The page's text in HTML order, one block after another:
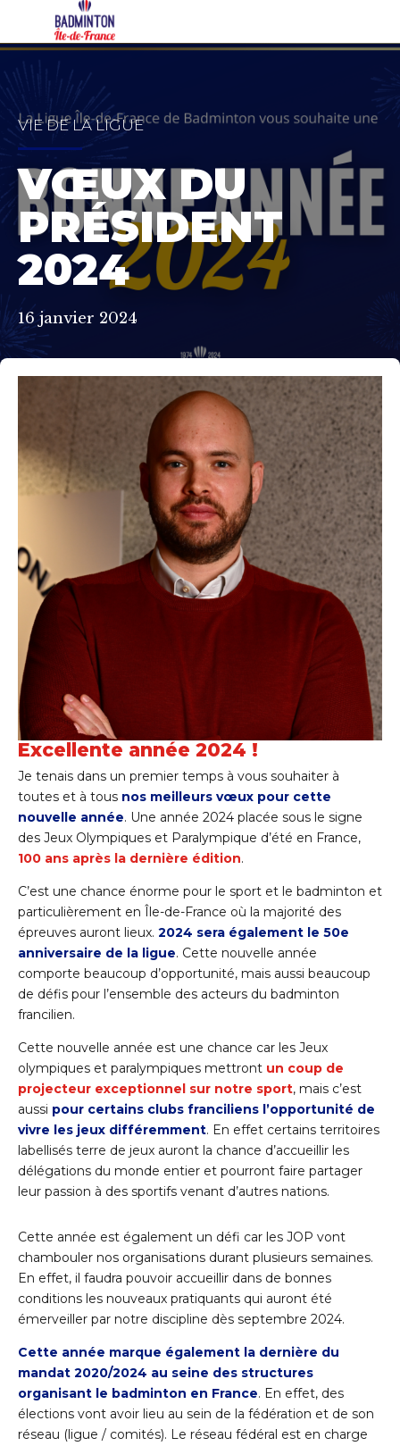
VIE DE LA LIGUE
VŒUX DU
PRÉSIDENT
2024
16 janvier 2024
Excellente année 2024 !
Je tenais dans un premier temps à vous souhaiter à
toutes et à tous nos meilleurs vœux pour cette
nouvelle année. Une année 2024 placée sous le signe
des Jeux Olympiques et Paralympique d’été en France,
100 ans après la dernière édition.
C’est une chance énorme pour le sport et le badminton et
particulièrement en Île-de-France où la majorité des
épreuves auront lieux. 2024 sera également le 50e
anniversaire de la ligue. Cette nouvelle année
comporte beaucoup d’opportunité, mais aussi beaucoup
de défis pour l’ensemble des acteurs du badminton
francilien.
Cette nouvelle année est une chance car les Jeux
olympiques et paralympiques mettront un coup de
projecteur exceptionnel sur notre sport, mais c’est
aussi pour certains clubs franciliens l’opportunité de
vivre les jeux différemment. En effet certains territoires
labellisés terre de jeux auront la chance d’accueillir les
délégations du monde entier et pourront faire partager
leur passion à des sportifs venant d’autres nations.
Cette année est également un défi car les JOP vont
chambouler nos organisations durant plusieurs semaines.
En effet, il faudra pouvoir accueillir dans de bonnes
conditions les nouveaux pratiquants qui auront été
émerveiller par notre discipline dès septembre 2024.
Cette année marque également la dernière du
mandat 2020/2024 au seine des structures
organisant le badminton en France. En effet, des
élections vont avoir lieu au sein de la fédération et de son
réseau (ligue / comités). Le réseau fédéral est en charge